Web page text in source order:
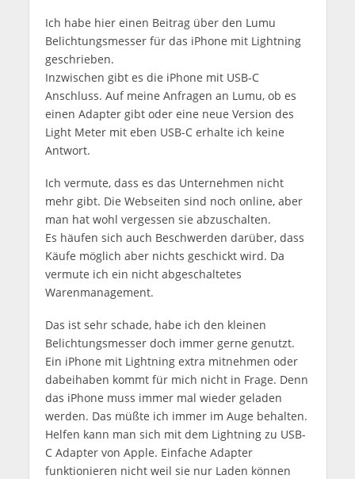
Ich habe hier einen Beitrag über den Lumu
Belichtungsmesser für das iPhone mit Lightning
geschrieben.
Inzwischen gibt es die iPhone mit USB-C
Anschluss. Auf meine Anfragen an Lumu, ob es
einen Adapter gibt oder eine neue Version des
Light Meter mit eben USB-C erhalte ich keine
Antwort.
Ich vermute, dass es das Unternehmen nicht
mehr gibt. Die Webseiten sind noch online, aber
man hat wohl vergessen sie abzuschalten.
Es häufen sich auch Beschwerden darüber, dass
Käufe möglich aber nichts geschickt wird. Da
vermute ich ein nicht abgeschaltetes
Warenmanagement.
Das ist sehr schade, habe ich den kleinen
Belichtungsmesser doch immer gerne genutzt.
Ein iPhone mit Lightning extra mitnehmen oder
dabeihaben kommt für mich nicht in Frage. Denn
das iPhone muss immer mal wieder geladen
werden. Das müßte ich immer im Auge behalten.
Helfen kann man sich mit dem Lightning zu USB-
C Adapter von Apple. Einfache Adapter
funktionieren nicht weil sie nur Laden können